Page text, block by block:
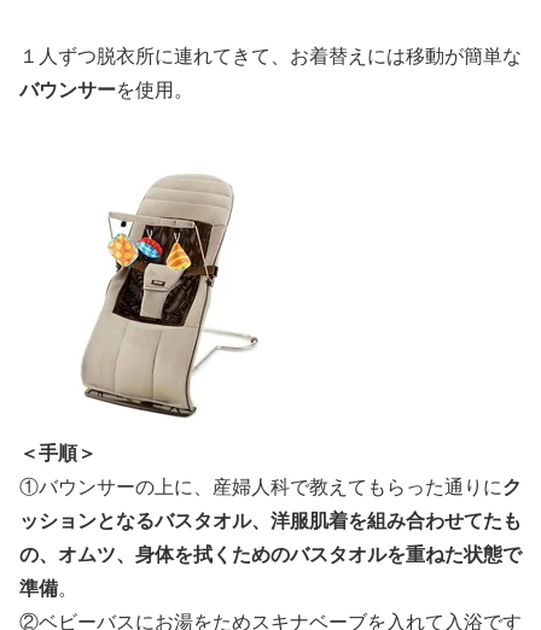
１人ずつ脱衣所に連れてきて、お着替えには移動が簡単な
バウンサーを使用。
＜手順＞
①バウンサーの上に、産婦人科で教えてもらった通りにク
ッションとなるバスタオル、洋服肌着を組み合わせてたも
の、オムツ、身体を拭くためのバスタオルを重ねた状態で
準備。
②ベビーバスにお湯をためスキナベーブを入れて入浴です